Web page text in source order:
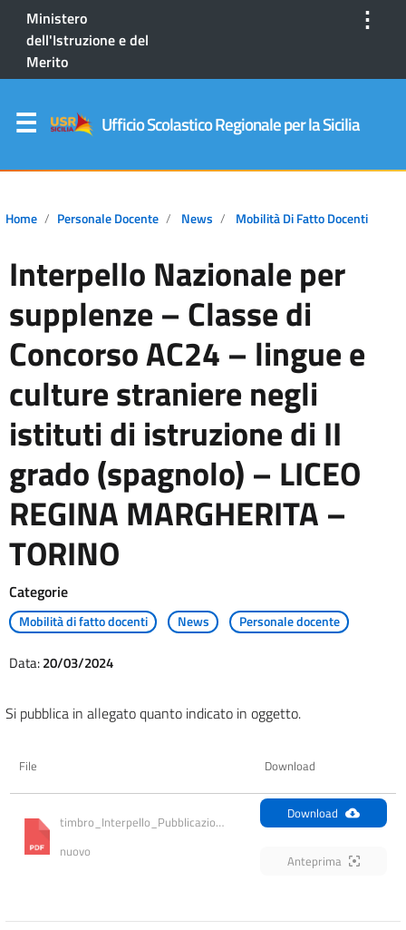
Ministero
dell'Istruzione e del
Merito
⋮
Ufficio Scolastico Regionale per la Sicilia
Home Personale Docente News Mobilità Di Fatto Docenti
Interpello Nazionale per
supplenze – Classe di
Concorso AC24 – lingue e
culture straniere negli
istituti di istruzione di II
grado (spagnolo) – LICEO
REGINA MARGHERITA –
TORINO
Categorie
Mobilità di fatto docenti News Personale docente
Data:20/03/2024
Si pubblica in allegato quanto indicato in oggetto.
File Download
timbro_Interpello_Pubblicazione_AC24
nuovo
Download
Anteprima